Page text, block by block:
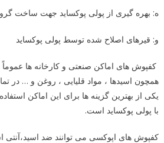
ه: بهره گیری از پولی پوکساید جهت ساخت
و: قیرهای اصلاح شده توسط پولی پوکساید
کفپوش های اماکن صنعتی و کارخانه ها عموماً
همچون اسیدها ، مواد قلیایی ، روغن و … در
یکی از بهترین گزینه ها برای این اماکن
با پولی پوکساید است.
کفپوش های اپوکسی می توانند ضد اسید،آنتی